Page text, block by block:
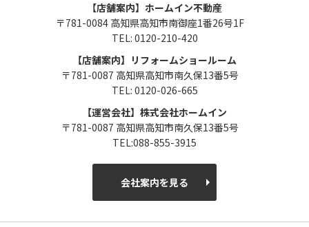
【店舗案内】ホームイン不動産
〒781-0084 高知県高知市南御座1番26号1F
TEL: 0120-210-420
【店舗案内】リフォームショールーム
〒781-0087 高知県高知市南久保13番5号
TEL: 0120-026-665
【運営会社】株式会社ホームイン
〒781-0087 高知県高知市南久保13番5号
TEL:088-855-3915
会社案内を見る